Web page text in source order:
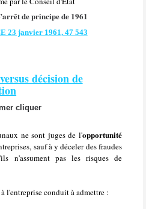
de principe de 1961
23 janvier 1961, 47 543
décision de
cliquer
ne sont juges de l'opportunité
sauf à y déceler des fraudes
n'assument pas les risques de
l'entreprise conduit à admettre :